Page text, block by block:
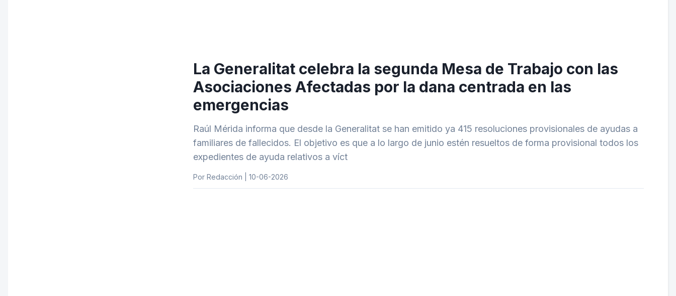
La Generalitat celebra la segunda Mesa de Trabajo con las
Asociaciones Afectadas por la dana centrada en las
emergencias
Raúl Mérida informa que desde la Generalitat se han emitido ya 415 resoluciones provisionales de ayudas a
familiares de fallecidos. El objetivo es que a lo largo de junio estén resueltos de forma provisional todos los
expedientes de ayuda relativos a víct
Por Redacción | 10-06-2026